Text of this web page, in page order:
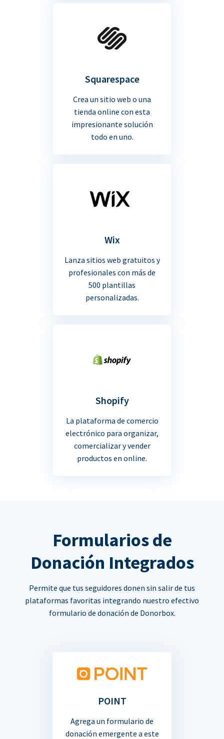
Squarespace
Crea un sitio web o una
tienda online con esta
impresionante solución
todo en uno.
Wix
Lanza sitios web gratuitos y
profesionales con más de
500 plantillas
personalizadas.
Shopify
La plataforma de comercio
electrónico para organizar,
comercializar y vender
productos en online.
Formularios de
Donación Integrados
Permite que tus seguidores donen sin salir de tus
plataformas favoritas integrando nuestro efectivo
formulario de donación de Donorbox.
POINT
Agrega un formulario de
donación emergente a este